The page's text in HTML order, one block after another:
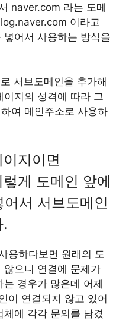
naver.com 라는 도메
이라고
넣어서 사용하는 방식을
서브도메인을 추가해
지의 성격에 따라 그
여 메인주소로 사용하
지이면
게 도메인 앞에
서 서브도메인
용하다보면 원래의 도
않으니 연결에 문제가
경우가 많은데 어제
이 연결되지 않고 있어
에 각각 문의를 남겼